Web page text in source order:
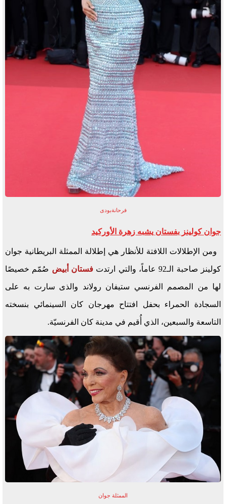
فرحانةبودى
جوان كولينز بفستان يشبه زهرة الأوركيد
ومن الإطلالات اللافتة للأنظار هي إطلالة الممثلة البريطانية جوان
كولينز صاحبة الـ92 عاماً، والتي ارتدت فستان أبيض صُمّم خصيصًا
لها من المصمم الفرنسي ستيفان رولاند والذى سارت به على
السجادة الحمراء بحفل افتتاح مهرجان كان السينمائي بنسخته
التاسعة والسبعين، الذي أُقيم في مدينة كان الفرنسيّة.
الممثلة جوان